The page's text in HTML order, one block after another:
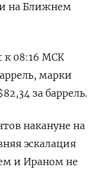
на Ближнем
к 08:16 МСК
марки
за баррель.
накануне на
эскалация
и Ираном не